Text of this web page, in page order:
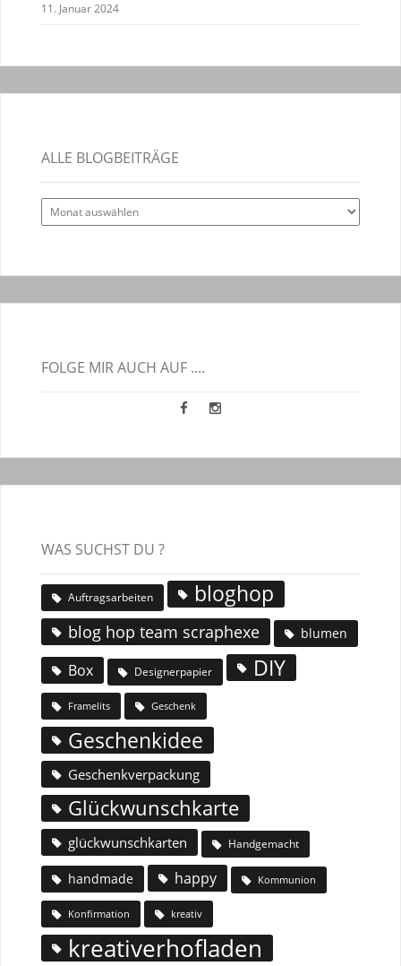
11. Januar 2024
ALLE BLOGBEITRÄGE
Alle
Blogbeiträge
FOLGE MIR AUCH AUF ....
WAS SUCHST DU ?
Auftragsarbeiten bloghop
blog hop team scraphexe blumen
Box Designerpapier DIY
Framelits Geschenk
Geschenkidee
Geschenkverpackung
Glückwunschkarte
glückwunschkarten Handgemacht
handmade happy Kommunion
Konfirmation kreativ
kreativerhofladen